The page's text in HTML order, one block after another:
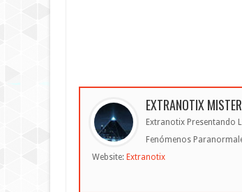
EXTRANOTIX
Extranotix Presentando
Fenómenos
Website: Extranotix